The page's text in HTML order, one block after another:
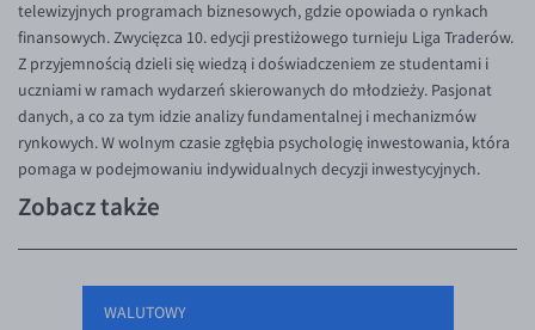
telewizyjnych programach biznesowych, gdzie opowiada o rynkach
finansowych. Zwycięzca 10. edycji prestiżowego turnieju Liga Traderów.
Z przyjemnością dzieli się wiedzą i doświadczeniem ze studentami i
uczniami w ramach wydarzeń skierowanych do młodzieży. Pasjonat
danych, a co za tym idzie analizy fundamentalnej i mechanizmów
rynkowych. W wolnym czasie zgłębia psychologię inwestowania, która
pomaga w podejmowaniu indywidualnych decyzji inwestycyjnych.
Zobacz także
WALUTOWY